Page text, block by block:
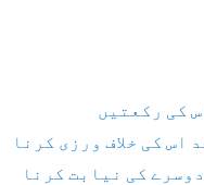
کی رکعتیں
اس کی خلاف ورزی کرنا
کی نیابت کرنا